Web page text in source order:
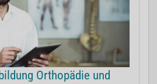
Orthopädie und